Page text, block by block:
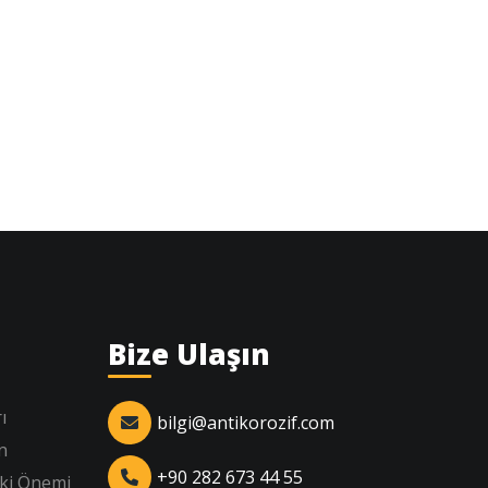
Önemi
Bize Ulaşın
bilgi@antikorozif.com
+90 282 673 44 55